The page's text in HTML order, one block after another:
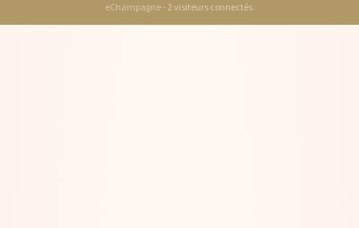
eChampagne- 2 visiteurs connectés.